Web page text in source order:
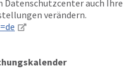
Datenschutzcenter auch Ihre
verändern.